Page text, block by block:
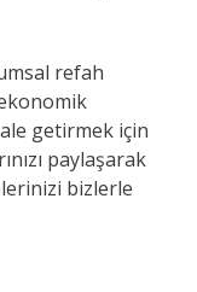
refah
getirmek için
paylaşarak
bizlerle